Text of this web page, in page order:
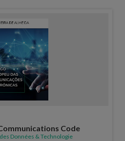
Code
Données & Technologie